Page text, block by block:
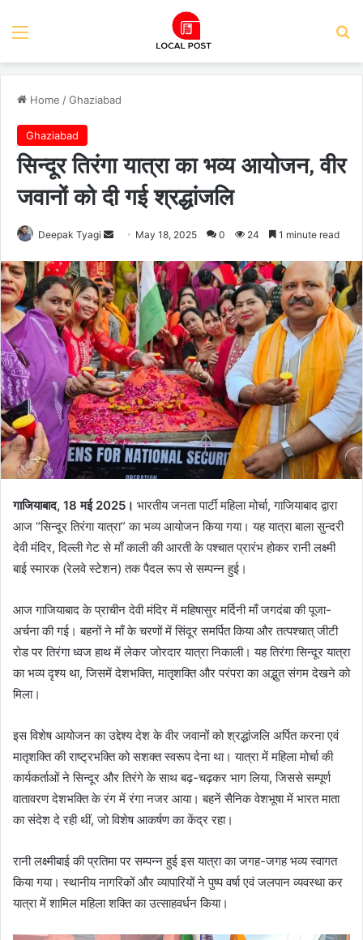
Menu
Home /Ghaziabad
Ghaziabad
सिन्दूर तिरंगा यात्रा का भव्य आयोजन, वीर
जवानों को दी गई श्रद्धांजलि
Deepak Tyagi
Send
email
May 18, 2025 0 24 1 minute read
गाजियाबाद, 18 मई 2025। भारतीय जनता पार्टी महिला मोर्चा, गाजियाबाद द्वारा
आज “सिन्दूर तिरंगा यात्रा” का भव्य आयोजन किया गया। यह यात्रा बाला सुन्दरी
देवी मंदिर, दिल्ली गेट से माँ काली की आरती के पश्चात प्रारंभ होकर रानी लक्ष्मी
बाई स्मारक (रेलवे स्टेशन) तक पैदल रूप से सम्पन्न हुई।
आज गाजियाबाद के प्राचीन देवी मंदिर में महिषासुर मर्दिनी माँ जगदंबा की पूजा-
अर्चना की गई। बहनों ने माँ के चरणों में सिंदूर समर्पित किया और तत्पश्चात् जीटी
रोड पर तिरंगा ध्वज हाथ में लेकर जोरदार यात्रा निकाली। यह तिरंगा सिन्दूर यात्रा
का भव्य दृश्य था, जिसमें देशभक्ति, मातृशक्ति और परंपरा का अद्भुत संगम देखने को
मिला।
इस विशेष आयोजन का उद्देश्य देश के वीर जवानों को श्रद्धांजलि अर्पित करना एवं
मातृशक्ति की राष्ट्रभक्ति को सशक्त स्वरूप देना था। यात्रा में महिला मोर्चा की
कार्यकर्ताओं ने सिन्दूर और तिरंगे के साथ बढ़-चढ़कर भाग लिया, जिससे सम्पूर्ण
वातावरण देशभक्ति के रंग में रंगा नजर आया। बहनें सैनिक वेशभूषा में भारत माता
का संदेश दे रही थीं, जो विशेष आकर्षण का केंद्र रहा।
रानी लक्ष्मीबाई की प्रतिमा पर सम्पन्न हुई इस यात्रा का जगह-जगह भव्य स्वागत
किया गया। स्थानीय नागरिकों और व्यापारियों ने पुष्प वर्षा एवं जलपान व्यवस्था कर
यात्रा में शामिल महिला शक्ति का उत्साहवर्धन किया।